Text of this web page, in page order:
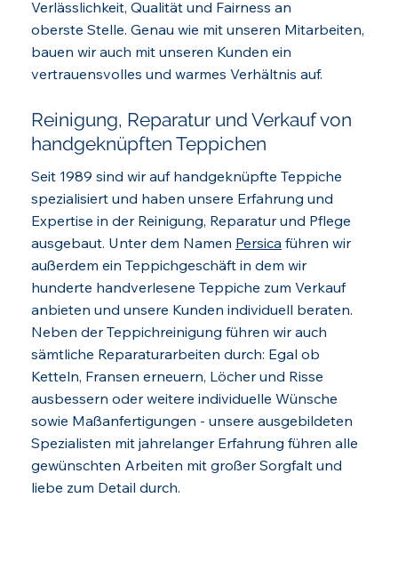
Verlässlichkeit, Qualität und Fairness an
oberste Stelle. Genau wie mit unseren Mitarbeiten,
bauen wir auch mit unseren Kunden ein
vertrauensvolles und warmes Verhältnis auf.
Reinigung, Reparatur und Verkauf von
handgeknüpften Teppichen
Seit 1989 sind wir auf handgeknüpfte Teppiche
spezialisiert und haben unsere Erfahrung und
Expertise in der Reinigung, Reparatur und Pflege
ausgebaut. Unter dem Namen Persica führen wir
außerdem ein Teppichgeschäft in dem wir
hunderte handverlesene Teppiche zum Verkauf
anbieten und unsere Kunden individuell beraten.
Neben der Teppichreinigung führen wir auch
sämtliche Reparaturarbeiten durch: Egal ob
Ketteln, Fransen erneuern, Löcher und Risse
ausbessern oder weitere individuelle Wünsche
sowie Maßanfertigungen - unsere ausgebildeten
Spezialisten mit jahrelanger Erfahrung führen alle
gewünschten Arbeiten mit großer Sorgfalt und
liebe zum Detail durch.